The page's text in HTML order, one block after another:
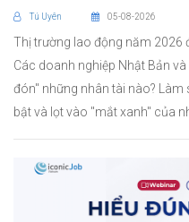
Tú Uyên 05-08-2026
Thị trường lao động năm 2026
Các doanh nghiệp Nhật Bản
đón" những nhân tài nào?
bật và lọt vào "mắt xanh" của